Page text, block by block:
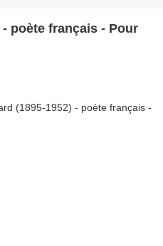
- poète français - Pour